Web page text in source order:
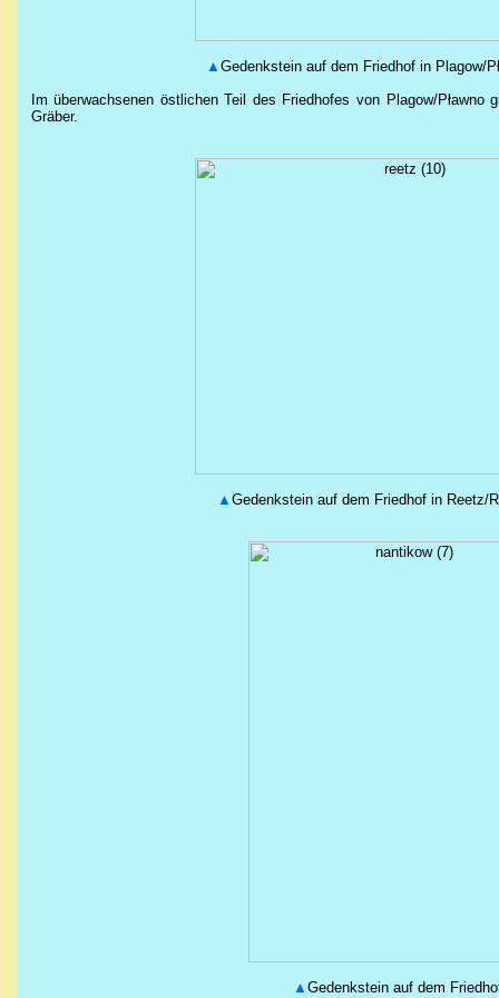
▲ Gedenkstein auf dem Friedhof in Plagow/
Im überwachsenen östlichen Teil des Friedhofes von Plagow/
Gräber.
▲ Gedenkstein auf dem Friedhof in Reetz/
▲Gedenkstein auf dem